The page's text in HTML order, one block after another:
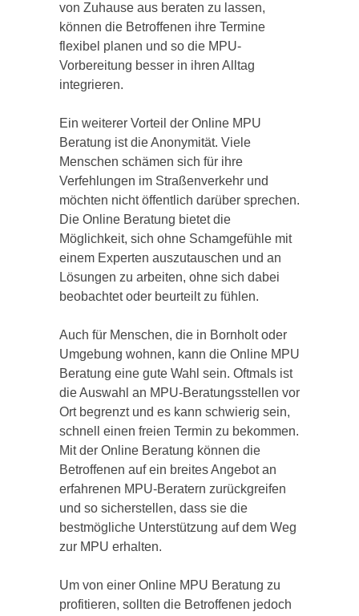
von Zuhause aus beraten zu lassen,
können die Betroffenen ihre Termine
flexibel planen und so die MPU-
Vorbereitung besser in ihren Alltag
integrieren.
Ein weiterer Vorteil der Online MPU
Beratung ist die Anonymität. Viele
Menschen schämen sich für ihre
Verfehlungen im Straßenverkehr und
möchten nicht öffentlich darüber sprechen.
Die Online Beratung bietet die
Möglichkeit, sich ohne Schamgefühle mit
einem Experten auszutauschen und an
Lösungen zu arbeiten, ohne sich dabei
beobachtet oder beurteilt zu fühlen.
Auch für Menschen, die in Bornholt oder
Umgebung wohnen, kann die Online MPU
Beratung eine gute Wahl sein. Oftmals ist
die Auswahl an MPU-Beratungsstellen vor
Ort begrenzt und es kann schwierig sein,
schnell einen freien Termin zu bekommen.
Mit der Online Beratung können die
Betroffenen auf ein breites Angebot an
erfahrenen MPU-Beratern zurückgreifen
und so sicherstellen, dass sie die
bestmögliche Unterstützung auf dem Weg
zur MPU erhalten.
Um von einer Online MPU Beratung zu
profitieren, sollten die Betroffenen jedoch